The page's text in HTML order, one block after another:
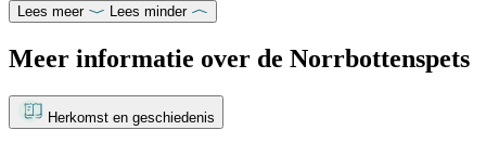
Lees meer Lees minder
Meer informatie over de Norrbottenspets
Herkomst en geschiedenis